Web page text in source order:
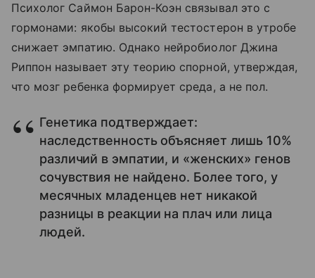
Психолог Саймон Барон-Коэн связывал это с
гормонами: якобы высокий тестостерон в утробе
снижает эмпатию. Однако нейробиолог Джина
Риппон называет эту теорию спорной, утверждая,
что мозг ребенка формирует среда, а не пол.
Генетика подтверждает:
наследственность объясняет лишь 10%
различий в эмпатии, и «женских» генов
сочувствия не найдено. Более того, у
месячных младенцев нет никакой
разницы в реакции на плач или лица
людей.